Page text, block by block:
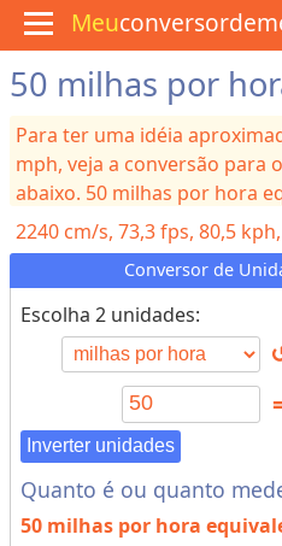
M
e
u
C
u
i
n
r
i
a
n
e
r
Meu
50 milhas por
Para ter uma idéia
mph, veja a conversão para
abaixo. 50 milhas por hora
2240 cm/s, 73,3fps, 80,5
Ma
Conversor de
Escolha 2 unidades:
Inverter unidades
Quanto é ou quanto
50 milhas por hora